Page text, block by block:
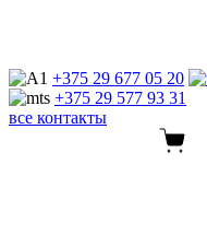
+375 29 677 05 20
+375 29 577 93 31
все контакты